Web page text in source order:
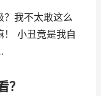
？我不太敢这么
！ 小丑竟是我自
？